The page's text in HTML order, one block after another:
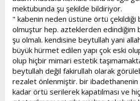
mektubunda şu şekilde bildiriyor.
" kabenin neden üstüne örtü çekildiği
olmuştur hep. azteklerden edindiğim
şu olmalı. kendisine beytullah yani
büyük hürmet edilen yapı çok eski
olup hiçbir mimari estetik
beytullah değil fakirullah olarak
rezalet önlenmiştir. bir ibadethanenin
kadar örtü serilerek kapatılması ve